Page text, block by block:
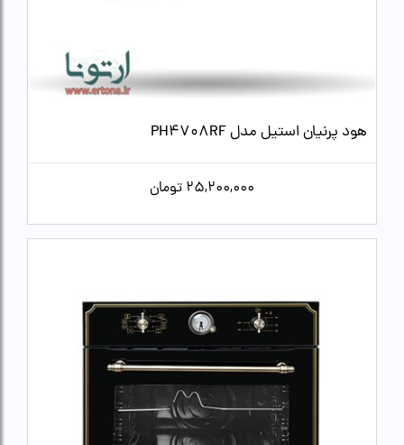
هود پرنیان استیل مدل PH4708RF
25,200,000 تومان